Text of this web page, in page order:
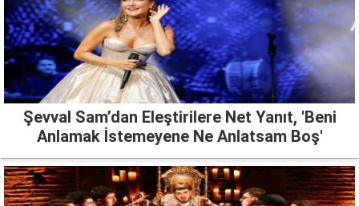
Şevval Sam’dan Eleştirilere Net Yanıt, 'Beni
Anlamak İstemeyene Ne Anlatsam Boş'